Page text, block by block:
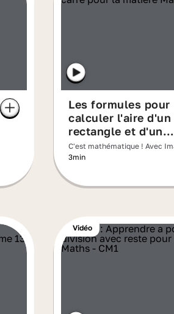
Les formules pour
calculer l'aire d'un
rectangle et d'un
carré
C'est mathématique ! Avec
3min
Vidéo